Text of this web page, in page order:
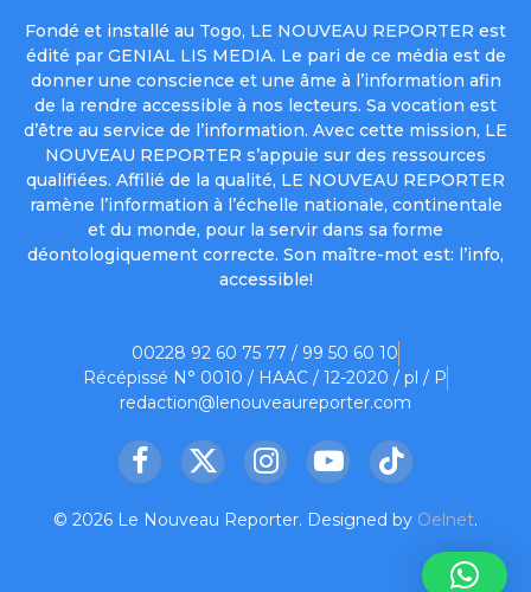
Fondé et installé au Togo, LE NOUVEAU REPORTER est
édité par GENIAL LIS MEDIA. Le pari de ce média est de
donner une conscience et une âme à l’information afin
de la rendre accessible à nos lecteurs. Sa vocation est
d’être au service de l’information. Avec cette mission, LE
NOUVEAU REPORTER s’appuie sur des ressources
qualifiées. Affilié de la qualité, LE NOUVEAU REPORTER
ramène l’information à l’échelle nationale, continentale
et du monde, pour la servir dans sa forme
déontologiquement correcte. Son maître-mot est: l’info,
accessible!
00228 92 60 75 77 / 99 50 60 10
Récépissé N° 0010 / HAAC / 12-2020 / pl / P
redaction@lenouveaureporter.com
Facebook
X
InstagramYouTubeTikTok
© 2026 Le Nouveau Reporter. Designed by Oelnet.